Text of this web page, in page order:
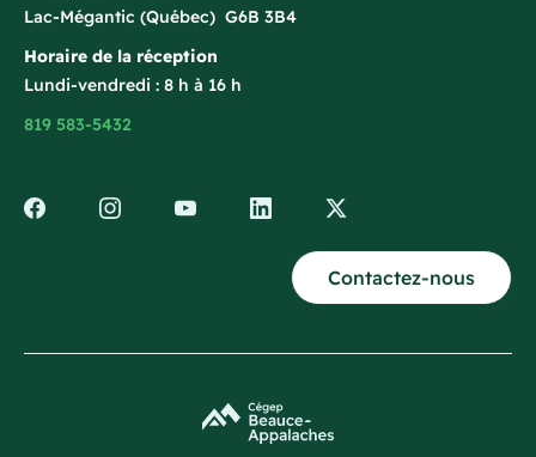
Lac-Mégantic (Québec) G6B 3B4
Horaire de la réception
Lundi-vendredi : 8 h à 16 h
819 583-5432
Contactez-nous